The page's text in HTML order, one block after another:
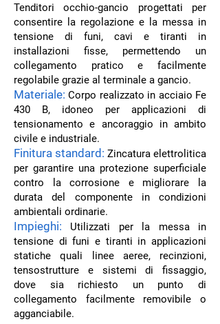
Tenditori occhio-gancio progettati per
consentire la regolazione e la messa in
tensione di funi, cavi e tiranti in
installazioni fisse, permettendo un
collegamento pratico e facilmente
regolabile grazie al terminale a gancio.
Materiale: Corpo realizzato in acciaio Fe
430 B, idoneo per applicazioni di
tensionamento e ancoraggio in ambito
civile e industriale.
Finitura standard: Zincatura elettrolitica
per garantire una protezione superficiale
contro la corrosione e migliorare la
durata del componente in condizioni
ambientali ordinarie.
Impieghi: Utilizzati per la messa in
tensione di funi e tiranti in applicazioni
statiche quali linee aeree, recinzioni,
tensostrutture e sistemi di fissaggio,
dove sia richiesto un punto di
collegamento facilmente removibile o
agganciabile.